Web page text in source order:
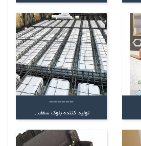
------
تولید کننده بلوک سقف...